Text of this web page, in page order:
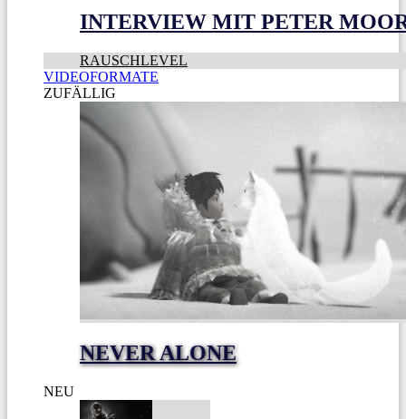
INTERVIEW MIT PETER
RAUSCHLEVEL
VIDEOFORMATE
ZUFÄLLIG
NEVER ALONE
NEU